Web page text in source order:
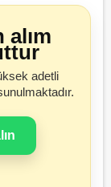
adetli